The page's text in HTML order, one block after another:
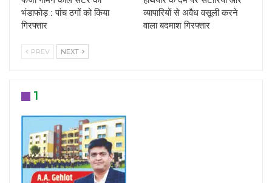
भंडाफोड़ : पांच ठगों को किया
गिरफ्तार
व्यापारियों से अवैध वसूली करने
वाला बदमाश गिरफ्तार
PREV NEXT
1